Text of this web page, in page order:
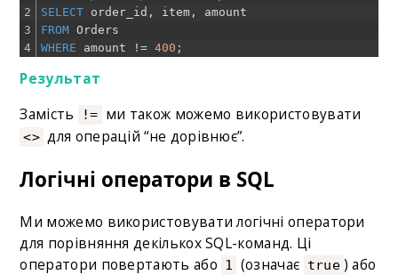
2
3
4
SELECT order_id , item ,
amount
FROM Orders
WHERE
amount != 400 ;
Результат
Замість
!= ми також можемо використовувати
<> для операцій “не дорівнює”.
Логічні оператори в SQL
Ми можемо використовувати логічні оператори
для порівняння декількох SQL-команд. Ці
оператори повертають або 1 (означає true ) або